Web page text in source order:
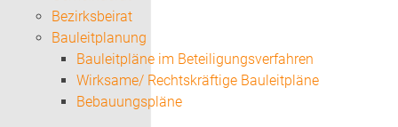
Bezirksbeirat
Bauleitplanung
Bauleitpläne im Beteiligungsverfahren
Wirksame/ Rechtskräftige Bauleitpläne
Bebauungspläne